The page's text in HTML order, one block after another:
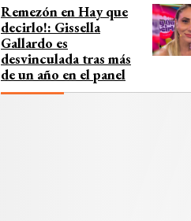
Remezón en Hay que
decirlo!: Gissella
Gallardo es
desvinculada tras más
de un año en el panel